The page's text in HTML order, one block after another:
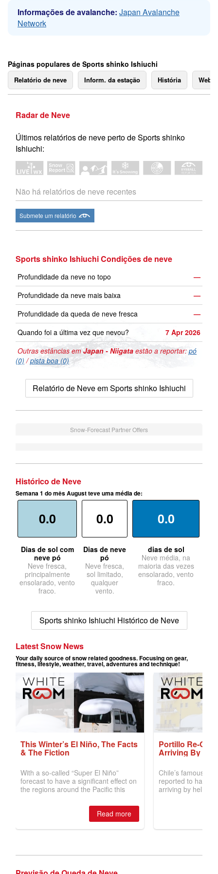
Informações de avalanche: Japan Avalanche
Network
Páginas populares de Sports shinko Ishiuchi
Relatório de neve Inform. da estação História
Radar de Neve
Últimos relatórios de neve perto de Sports shinko
Ishiuchi:
Não há relatórios de neve recentes
Submete um relatório
Sports shinko Ishiuchi Condições de neve
Profundidade da neve no topo
—
Profundidade da neve mais baixa
—
Profundidade da queda de neve fresca
—
Quando foi a última vez que nevou?
7 Apr 2026
Outras estâncias emJapan - Niigata estão a reportar: pó
(0) /pista boa (0)
Relatório de Neve em Sports shinko Ishiuchi
Snow-Forecast Partner Offers
Histórico de Neve
Semana 1 do mês August teve uma média de:
0.0
Dias de sol com
neve pó
Neve fresca,
principalmente
ensolarado, vento
fraco.
0.0
Dias de neve
pó
Neve fresca,
sol limitado,
qualquer
vento.
0.0
dias de sol
Neve média, na
maioria das vezes
ensolarado, vento
fraco.
Sports shinko Ishiuchi Histórico de Neve